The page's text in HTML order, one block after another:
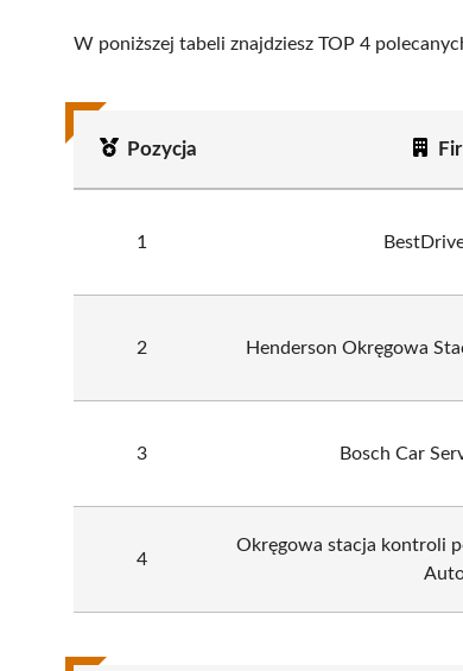
W poniższej tabeli znajdziesz TOP 4
Pozycja
1
2 Henderson Okręgowa
3 Bosch Car
4
Okręgowa stacja kontroli